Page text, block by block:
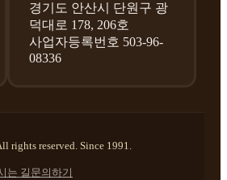
경기도 안산시 단원구 광
덕대로 178, 206호
사업자등록번호 503-96-
08336
rights reserved. Since 1991.
는 길문의하기